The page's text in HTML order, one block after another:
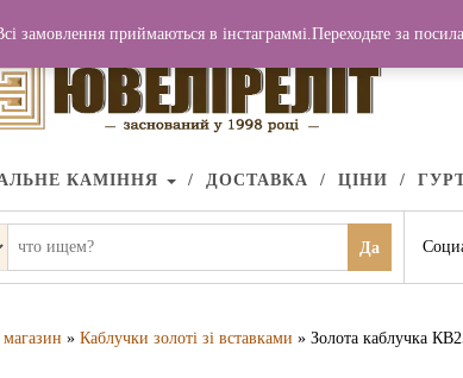
КАМІННЯ ДОСТАВКА ЦІНИ
Да
магазин » Каблучки золоті зі вставками » Золота каблучка
замовлення приймаються в інстаграммі.Переходьте за